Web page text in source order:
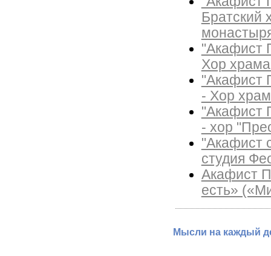
Братский
"Акафист
Хор
"Акафист
- Хор
"Акафист
- хор
"Акафист
студия
Акафист
есть»
Мысли на каждый